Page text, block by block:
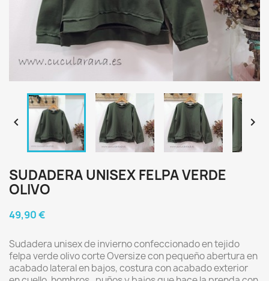
 
SUDADERA UNISEX FELPA VERDE
OLIVO
49,90 €
Sudadera unisex de invierno confeccionado en tejido
felpa verde olivo corte Oversize con pequeño abertura en
acabado lateral en bajos, costura con acabado exterior